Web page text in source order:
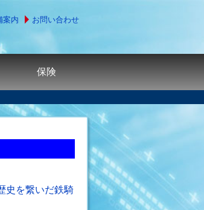
案内 お問い合わせ
保険
史を繋いだ鉄騎